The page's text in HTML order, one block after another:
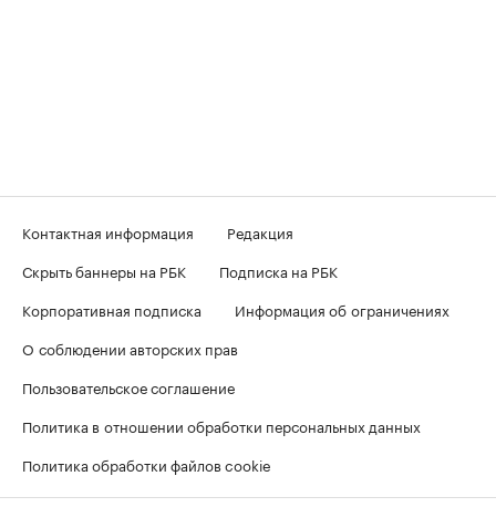
Контактная информация
Редакция
Скрыть баннеры на РБК
Подписка на РБК
Корпоративная подписка
Информация об ограничениях
О соблюдении авторских прав
Пользовательское соглашение
Политика в отношении обработки персональных данных
Политика обработки файлов cookie